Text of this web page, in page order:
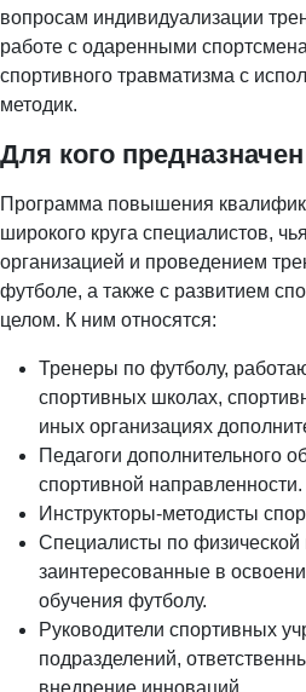
вопросам индивидуализации
работе с одаренными
спортивного травматизма с
методик.
Для кого
Программа повышения
широкого круга специалистов,
организацией и проведением
футболе, а также с развитием
целом. К ним относятся:
Тренеры по футболу,
спортивных школах,
иных организациях
Педагоги дополнительного
спортивной направленности.
Инструкторы-методисты
Специалисты по физической
заинтересованные в
обучения футболу.
Руководители спортивных
подразделений,
внедрение инноваций.